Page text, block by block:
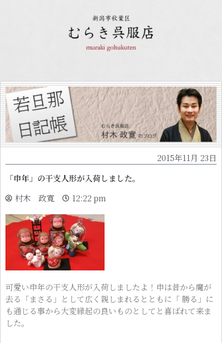
2015年11月 23日
「申年」の干支人形が入荷しました。
村木 政寬
12:22 pm
可愛い申年の干支人形が入荷しましたよ！申は昔から魔が
去る「まさる」として広く親しまれるとともに「 勝る」に
も通じる事から大変縁起の良いものとしてと喜ばれて来ま
した。